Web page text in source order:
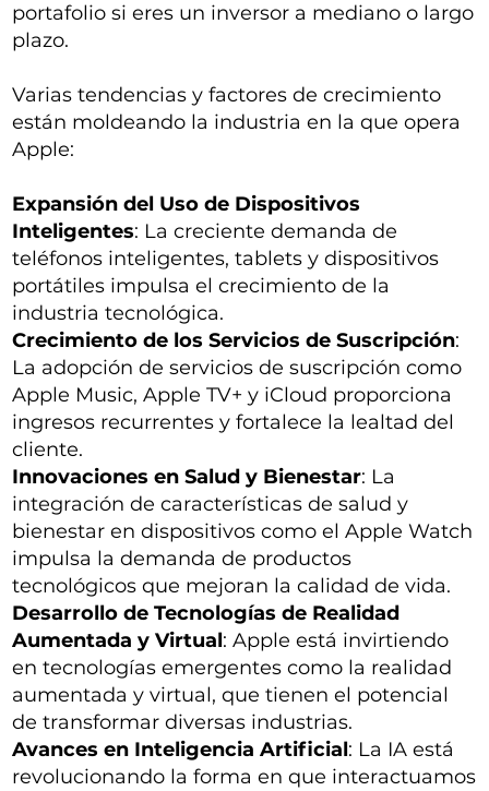
portafolio si eres un inversor a mediano o largo
plazo.
Varias tendencias y factores de crecimiento
están moldeando la industria en la que opera
Apple:
Expansión del Uso de Dispositivos
Inteligentes: La creciente demanda de
teléfonos inteligentes, tablets y dispositivos
portátiles impulsa el crecimiento de la
industria tecnológica.
Crecimiento de los Servicios de Suscripción:
La adopción de servicios de suscripción como
Apple Music, Apple TV+ y iCloud proporciona
ingresos recurrentes y fortalece la lealtad del
cliente.
Innovaciones en Salud y Bienestar: La
integración de características de salud y
bienestar en dispositivos como el Apple Watch
impulsa la demanda de productos
tecnológicos que mejoran la calidad de vida.
Desarrollo de Tecnologías de Realidad
Aumentada y Virtual: Apple está invirtiendo
en tecnologías emergentes como la realidad
aumentada y virtual, que tienen el potencial
de transformar diversas industrias.
Avances en Inteligencia Artificial: La IA está
revolucionando la forma en que interactuamos